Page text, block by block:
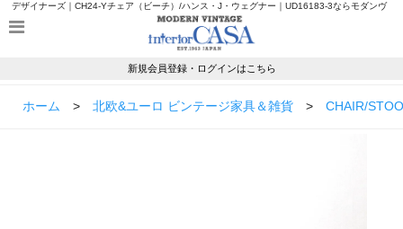
デザイナーズ｜CH24-Yチェア（ビーチ）/ハンス・J・ウェグナー｜UD16183-3ならモダンヴ
新規会員登録・ログインはこちら
ホーム > 北欧&ユーロ ビンテージ家具＆雑貨 > CHAIR/